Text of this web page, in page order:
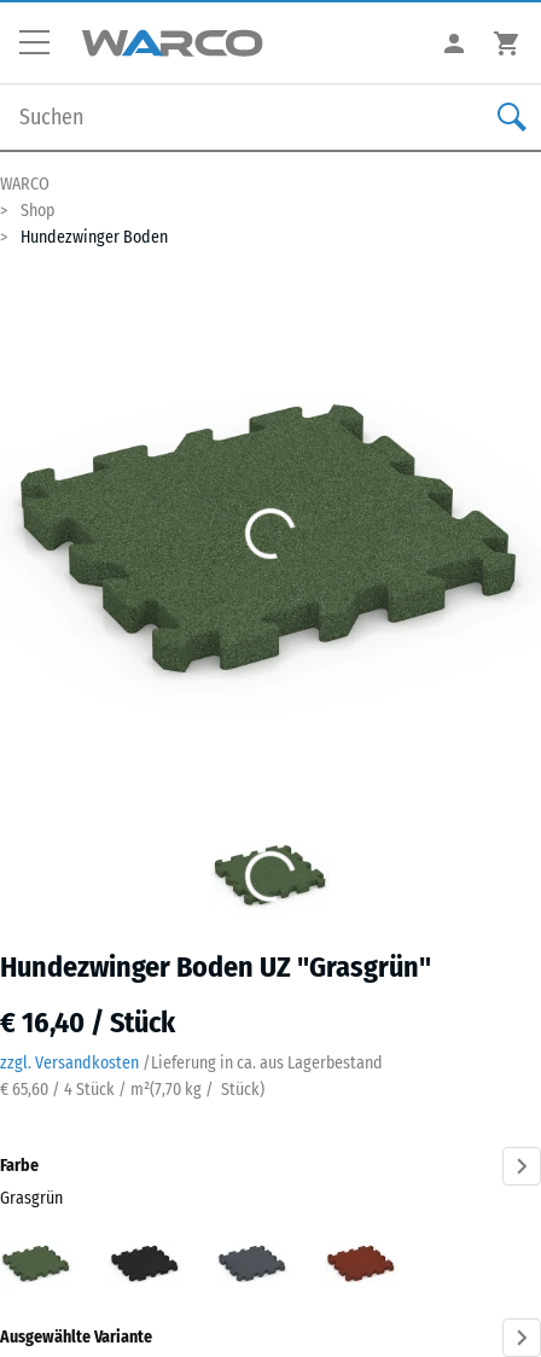
WARCO
Shop
Hundezwinger Boden
Hundezwinger Boden UZ "Grasgrün"
€ 16,40 / Stück
zzgl. Versandkosten /Lieferung in ca. aus Lagerbestand
€ 65,60 / 4 Stück / m²(7,70 kg / Stück)
Farbe
Grasgrün
(active)
Schiefergrau
Informationen
Ausgewählte Variante